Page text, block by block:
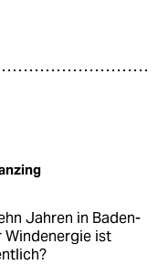
Jahren in Baden-
Windenergie ist